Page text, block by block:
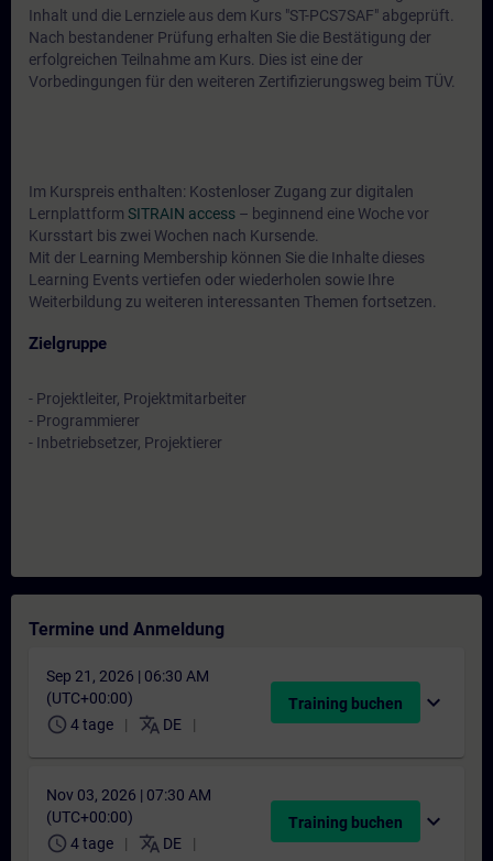
Inhalt und die Lernziele aus dem Kurs "ST-PCS7SAF" abgeprüft.
Nach bestandener Prüfung erhalten Sie die Bestätigung der
erfolgreichen Teilnahme am Kurs. Dies ist eine der
Vorbedingungen für den weiteren Zertifizierungsweg beim TÜV.
Im Kurspreis enthalten: Kostenloser Zugang zur digitalen
Lernplattform SITRAIN access – beginnend eine Woche vor
Kursstart bis zwei Wochen nach Kursende.
Mit der Learning Membership können Sie die Inhalte dieses
Learning Events vertiefen oder wiederholen sowie Ihre
Weiterbildung zu weiteren interessanten Themen fortsetzen.
Zielgruppe
- Projektleiter, Projektmitarbeiter
- Programmierer
- Inbetriebsetzer, Projektierer
Termine und Anmeldung
Sep 21, 2026 | 06:30 AM
(UTC+00:00)
schedule 4 tage translate DE
Training buchen expand_more
Nov 03, 2026 | 07:30 AM
(UTC+00:00)
schedule 4 tage translate DE
Training buchen expand_more